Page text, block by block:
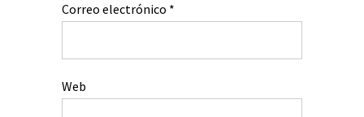
Correo electrónico *
Web